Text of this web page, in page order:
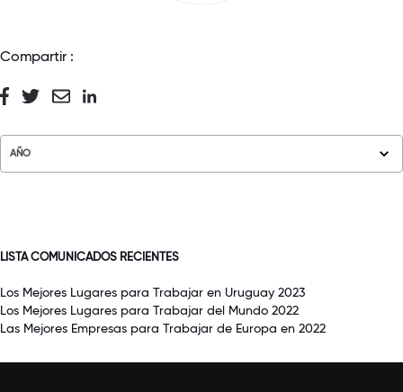
Compartir :
AÑO
LISTA COMUNICADOS RECIENTES
Los Mejores Lugares para Trabajar en Uruguay 2023
Los Mejores Lugares para Trabajar del Mundo 2022
Las Mejores Empresas para Trabajar de Europa en 2022